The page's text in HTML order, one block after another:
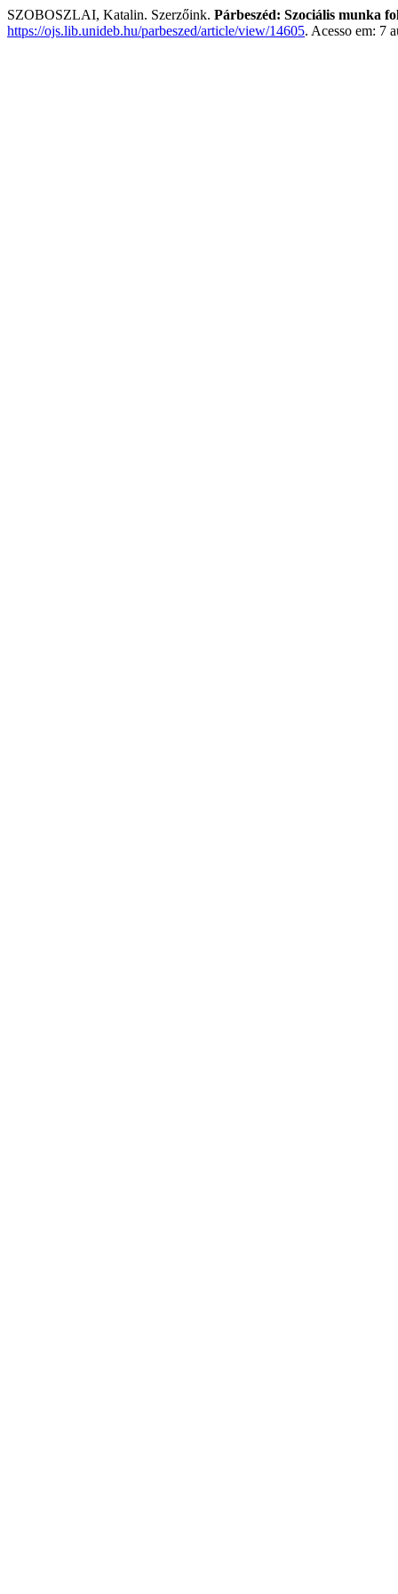
SZOBOSZLAI, Katalin. Szerzőink. Párbeszéd: Szociális munka
https://ojs.lib.unideb.hu/parbeszed/article/view/14605. Acesso em: 7